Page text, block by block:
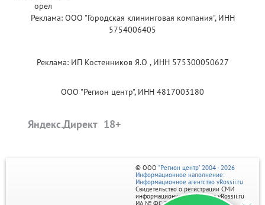
Реклама: ООО "Городская клининговая компания", ИНН
5754006405
Реклама: ИП Костенников Я.О , ИНН 575300050627
ООО "Регион центр", ИНН 4817003180
Яндекс.Директ
© ООО "Регион центр" 2004 - 2026
Информационное наполнение:
Информационное агентство vRossii.ru
Свидетельство о регистрации СМИ
информационного агентства vRossii.ru
ИА № ФС 77‑35502